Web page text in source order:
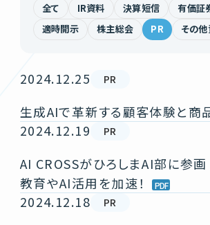
全て IR資料 決算短信
有価証
適時開示
株主総会 PR その
2024.12.25 PR
生成AIで革新する顧客体験と商
2024.12.19
PR
AI CROSSがひろしまAI部に参
教育やAI活用を加速！
2024.12.18
PR